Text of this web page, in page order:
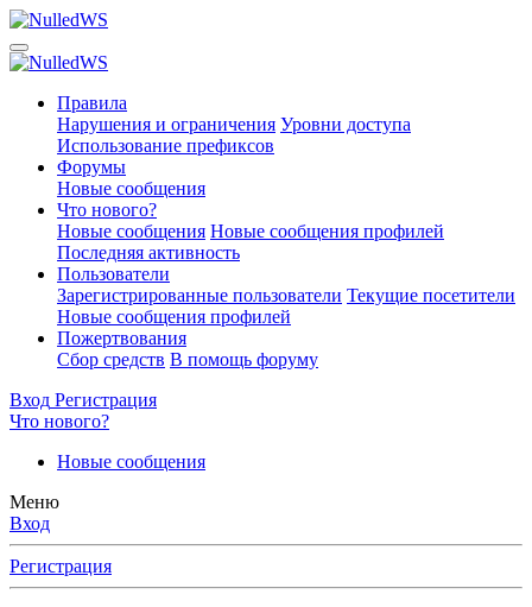
Правила
Нарушения и ограничения Уровни доступа
Использование префиксов
Форумы
Новые сообщения
Что нового?
Новые сообщения Новые сообщения профилей
Последняя активность
Пользователи
Зарегистрированные пользователи Текущие посетители
Новые сообщения профилей
Пожертвования
Сбор средств В помощь форуму
Вход Регистрация
Что нового?
Новые сообщения
Меню
Вход
Регистрация